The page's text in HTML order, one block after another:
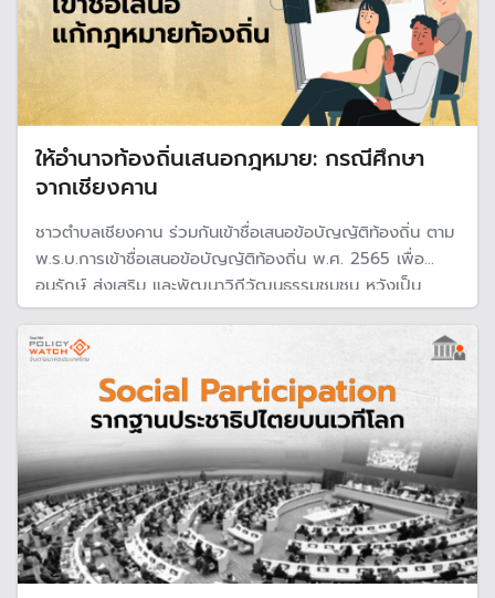
ให้อำนาจท้องถิ่นเสนอกฎหมาย: กรณีศึกษา
จากเชียงคาน
ชาวตำบลเชียงคาน ร่วมกันเข้าชื่อเสนอข้อบัญญัติท้องถิ่น ตาม
พ.ร.บ.การเข้าชื่อเสนอข้อบัญญัติท้องถิ่น พ.ศ. 2565 เพื่อ
อนุรักษ์ ส่งเสริม และพัฒนาวิถีวัฒนธรรมชุมชน หวังเป็น
วัคซีนทางสังคม ในการสร้างกฎกติกาที่ชัดเจน บังคับใช้ร่วมกัน
อย่างยั่งยืน แก้ปัญหาความขัดแย้งจากการพัฒนา